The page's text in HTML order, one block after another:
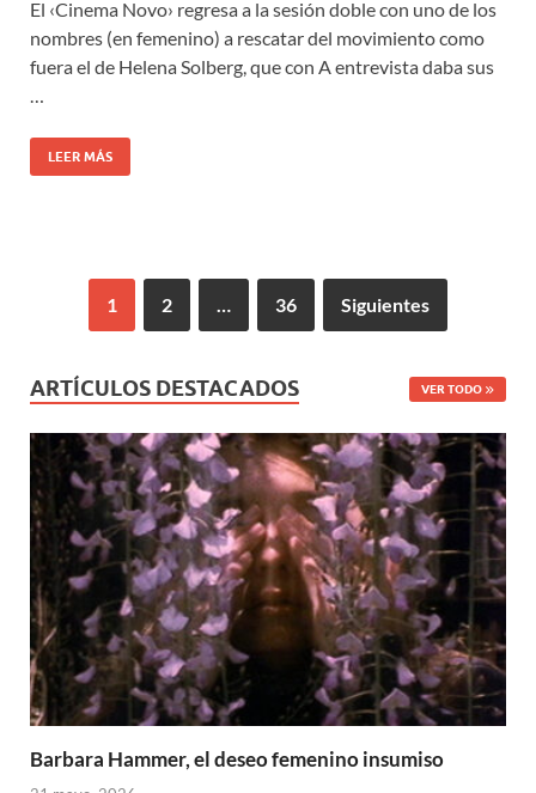
El ‹Cinema Novo› regresa a la sesión doble con uno de los
nombres (en femenino) a rescatar del movimiento como
fuera el de Helena Solberg, que con A entrevista daba sus
LEER MÁS
1 2 36 Siguientes
ARTÍCULOS DESTACADOS VER TODO
Barbara Hammer, el deseo femenino insumiso